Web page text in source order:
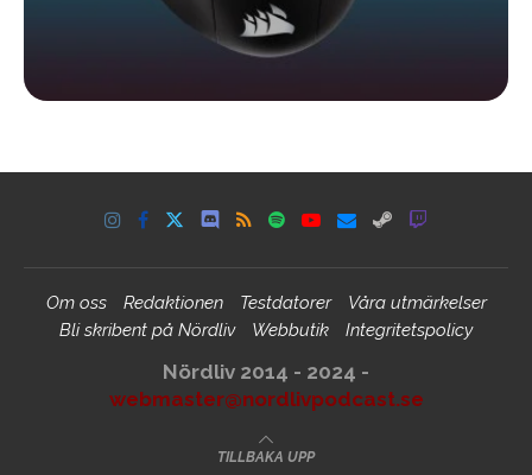
Om oss Redaktionen Testdatorer
Våra utmärkelser
Bli skribent på Nördliv
Webbutik Integritetspolicy
Nördliv 2014 - 2024 -
webmaster@nordlivpodcast.se
TILLBAKA UPP